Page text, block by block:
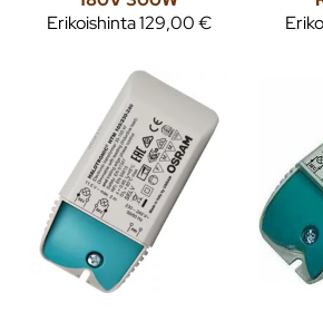
Erikoishinta129,00 €